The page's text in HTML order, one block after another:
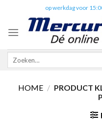
content
op werkdag voor
Zoeken
HOME / PRODUCT